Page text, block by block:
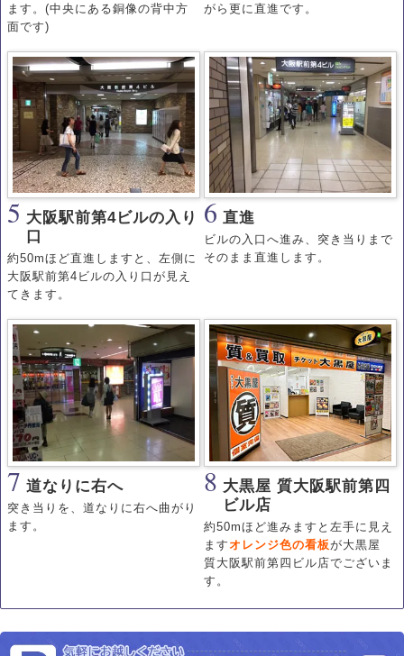
ます。(中央にある銅像の背中方
面です)
がら更に直進です。
5 大阪駅前第4ビルの入り
口
約50mほど直進しますと、左側に
大阪駅前第4ビルの入り口が見え
てきます。
6 直進
ビルの入口へ進み、突き当りまで
そのまま直進します。
7 道なりに右へ
突き当りを、道なりに右へ曲がり
ます。
8 大黒屋 質大阪駅前第四
ビル店
約50mほど進みますと左手に見え
ますオレンジ色の看板が大黒屋
質大阪駅前第四ビル店でございま
す。